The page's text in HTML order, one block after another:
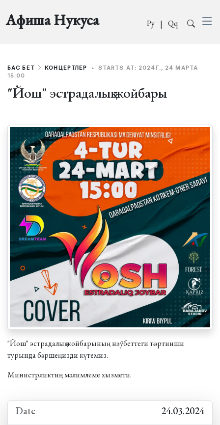
Афиша Нукуса Ру | Qq
БАС БЕТ КОНЦЕРТЛЕР •
STARTS AT: 2024Г., 24 МАРТА
15:00
"Йош" эстрадалық жойбары
"Йош" эстрадалық жойбарының нәўбеттеги төртинши
турында бәршеңизди күтемиз.
Министрликтиң мәлимлеме хызмети.
Date
24.03.2024